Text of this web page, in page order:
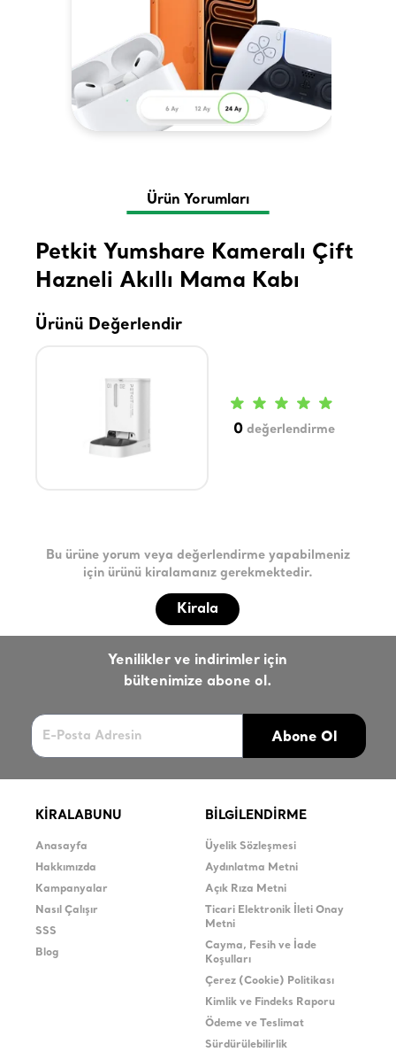
Ürün Yorumları
Petkit Yumshare Kameralı Çift
Hazneli Akıllı Mama Kabı
Ürünü Değerlendir
0 değerlendirme
Bu ürüne yorum veya değerlendirme yapabilmeniz
için ürünü kiralamanız gerekmektedir.
Kirala
Yenilikler ve indirimler için
bültenimize abone ol.
Abone Ol
KİRALABUNU
Anasayfa
Hakkımızda
Kampanyalar
Nasıl Çalışır
SSS
Blog
BİLGİLENDİRME
Üyelik Sözleşmesi
Aydınlatma Metni
Açık Rıza Metni
Ticari Elektronik İleti Onay
Metni
Cayma, Fesih ve İade
Koşulları
Çerez (Cookie) Politikası
Kimlik ve Findeks Raporu
Ödeme ve Teslimat
Sürdürülebilirlik